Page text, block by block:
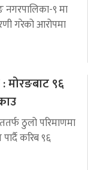
९ मा
गरेको आरोपमा
मोरङबाट ९६
ठुलो परिमाणमा
करिब ९६